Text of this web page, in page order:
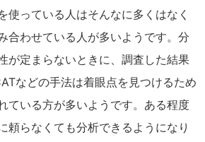
使っている人はそんなに多くはなく
合わせている人が多いようです。分
が定まらないときに、調査した結果
などの手法は着眼点を見つけるため
ている方が多いようです。ある程度
頼らなくても分析できるようになり